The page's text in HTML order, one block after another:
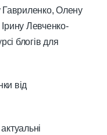
Гавриленко, Олену
Левченко-
блогів для
від